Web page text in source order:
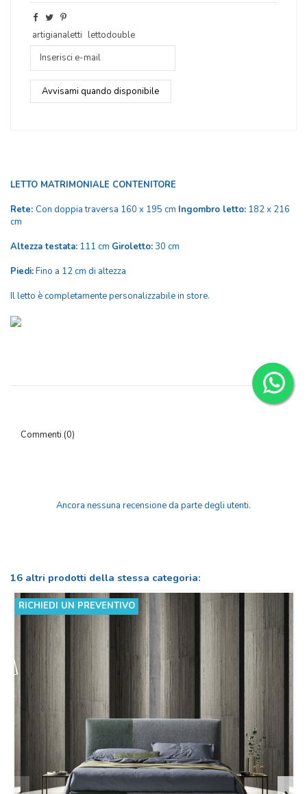
artigianaletti lettodouble
LETTO MATRIMONIALE CONTENITORE
Rete: Con doppia traversa 160 x 195 cm Ingombro letto: 182 x 216
cm
Altezza testata: 111 cm Giroletto:30 cm
Piedi:Fino a 12 cm di altezza
Il letto è completamente personalizzabile in store.
Commenti (0)
Ancora nessuna recensione da parte degli utenti.
16 altri prodotti della stessa categoria:
RICHIEDI UN PREVENTIVO